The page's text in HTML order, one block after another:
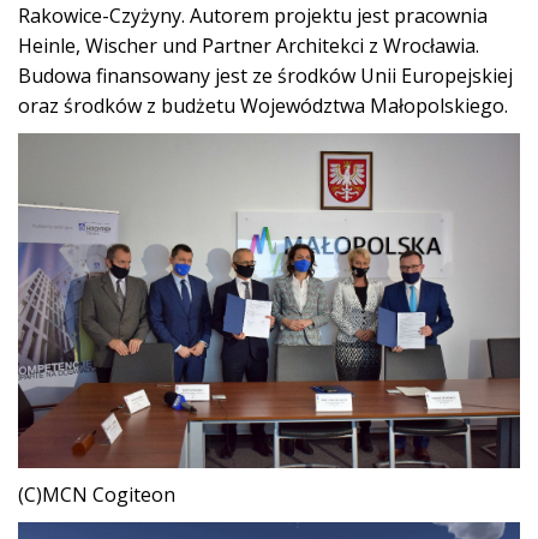
Rakowice-Czyżyny. Autorem projektu jest pracownia
Heinle, Wischer und Partner Architekci z Wrocławia.
Budowa finansowany jest ze środków Unii Europejskiej
oraz środków z budżetu Województwa Małopolskiego.
(C)MCN Cogiteon